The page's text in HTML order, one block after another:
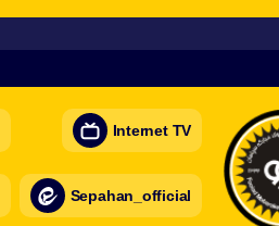
Internet TV
Sepahan_official